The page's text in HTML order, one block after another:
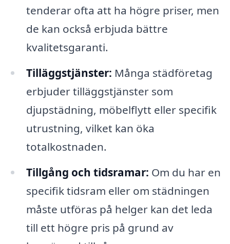
tenderar ofta att ha högre priser, men
de kan också erbjuda bättre
kvalitetsgaranti.
Tilläggstjänster: Många städföretag
erbjuder tilläggstjänster som
djupstädning, möbelflytt eller specifik
utrustning, vilket kan öka
totalkostnaden.
Tillgång och tidsramar: Om du har en
specifik tidsram eller om städningen
måste utföras på helger kan det leda
till ett högre pris på grund av